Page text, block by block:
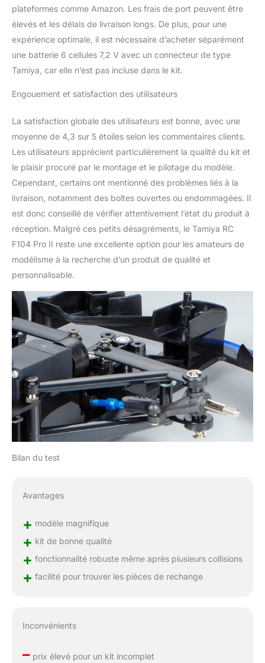
plateformes comme Amazon. Les frais de port peuvent être
élevés et les délais de livraison longs. De plus, pour une
expérience optimale, il est nécessaire d’acheter séparément
une batterie 6 cellules 7,2 V avec un connecteur de type
Tamiya, car elle n’est pas incluse dans le kit.
Engouement et satisfaction des utilisateurs
La satisfaction globale des utilisateurs est bonne, avec une
moyenne de 4,3 sur 5 étoiles selon les commentaires clients.
Les utilisateurs apprécient particulièrement la qualité du kit et
le plaisir procuré par le montage et le pilotage du modèle.
Cependant, certains ont mentionné des problèmes liés à la
livraison, notamment des boîtes ouvertes ou endommagées. Il
est donc conseillé de vérifier attentivement l’état du produit à
réception. Malgré ces petits désagréments, le Tamiya RC
F104 Pro II reste une excellente option pour les amateurs de
modélisme à la recherche d’un produit de qualité et
personnalisable.
Bilan du test
Avantages
+ modèle magnifique
+ kit de bonne qualité
+ fonctionnalité robuste même après plusieurs collisions
+ facilité pour trouver les pièces de rechange
Inconvénients
–prix élevé pour un kit incomplet